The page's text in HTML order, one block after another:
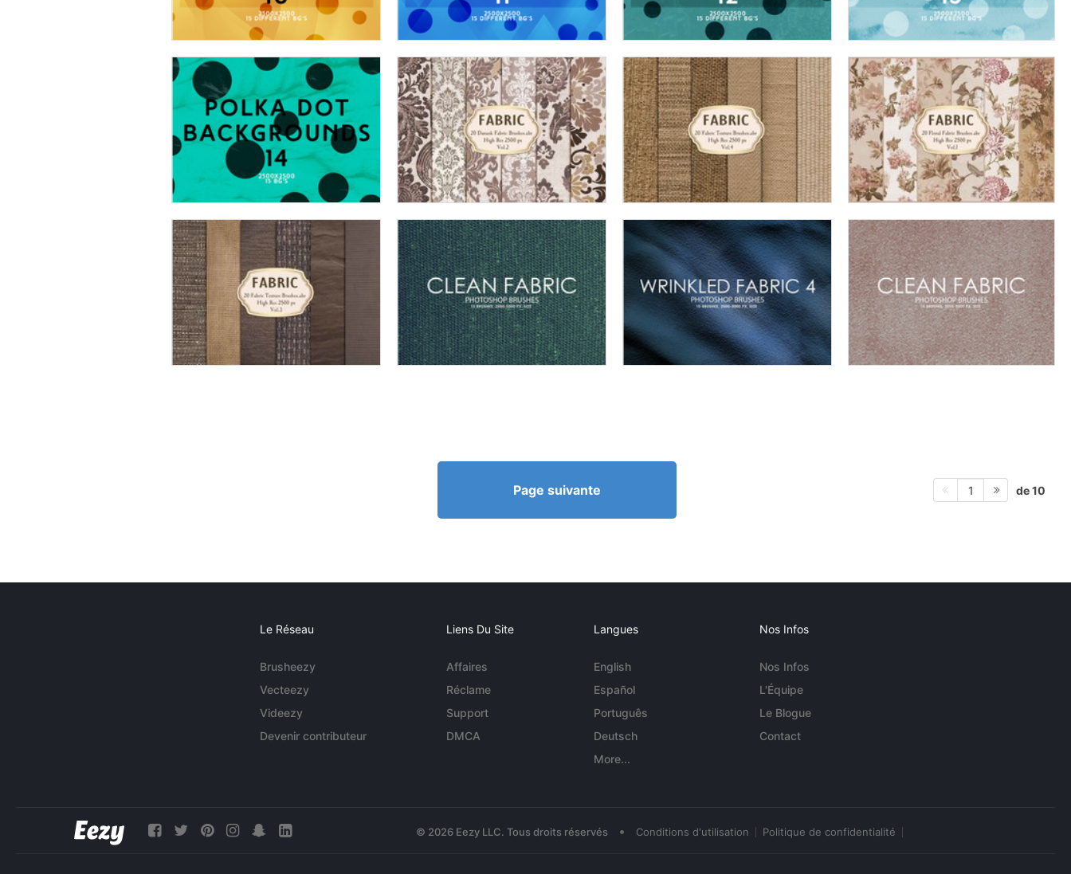
Page suivante 1 de 10
Le Réseau
Brusheezy
Vecteezy
Videezy
Devenir contributeur
Liens Du Site
Affaires
Réclame
Support
DMCA
Langues
English
Español
Português
Deutsch
More...
Nos Infos
Nos Infos
L'Équipe
Le Blogue
Contact
© 2026 Eezy LLC. Tous droits réservés • Conditions d'utilisation Politique de confidentialité